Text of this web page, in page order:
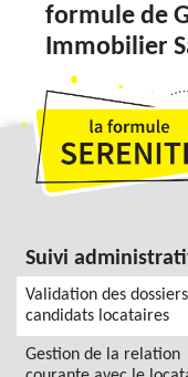
formule de
Immobilier
Suivi
Validation des dossiers
candidats locataires
Gestion de la relation